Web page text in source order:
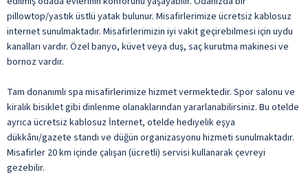
pillowtop/yastık üstlü yatak bulunur. Misafirlerimize ücretsiz kablosuz
internet sunulmaktadır. Misafirlerimizin iyi vakit geçirebilmesi için uydu
kanalları vardır. Özel banyo, küvet veya duş, saç kurutma makinesi ve
bornoz vardır.
Tam donanımlı spa misafirlerimize hizmet vermektedir. Spor salonu ve
kiralık bisiklet gibi dinlenme olanaklarından yararlanabilirsiniz. Bu otelde
ayrıca ücretsiz kablosuz İnternet, otelde hediyelik eşya
dükkânı/gazete standı ve düğün organizasyonu hizmeti sunulmaktadır.
Misafirler 20 km içinde çalışan (ücretli) servisi kullanarak çevreyi
gezebilir.